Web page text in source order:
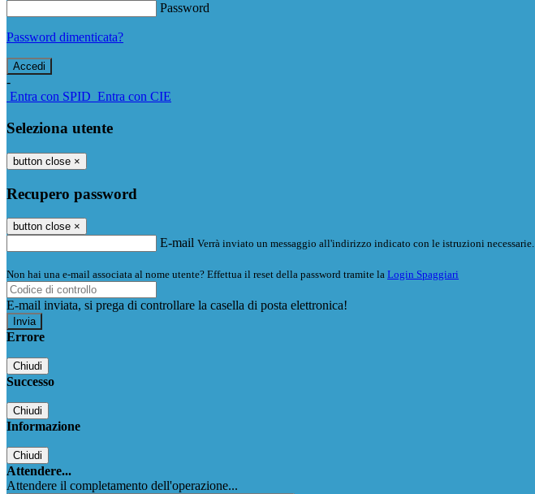
Password
Password dimenticata?
-
Entra con SPID Entra con CIE
Seleziona utente
button close ×
Recupero password
button close ×
E-mail Verrà inviato un messaggio all'indirizzo indicato con le istruzioni necessarie.
Non hai una e-mail associata al nome utente? Effettua il reset della password tramite la Login Spaggiari
E-mail inviata, si prega di controllare la casella di posta elettronica!
Errore
Chiudi
Successo
Chiudi
Informazione
Chiudi
Attendere...
Attendere il completamento dell'operazione...